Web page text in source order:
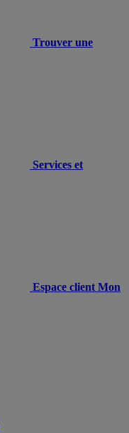
Trouver une
Services et
Espace client Mon